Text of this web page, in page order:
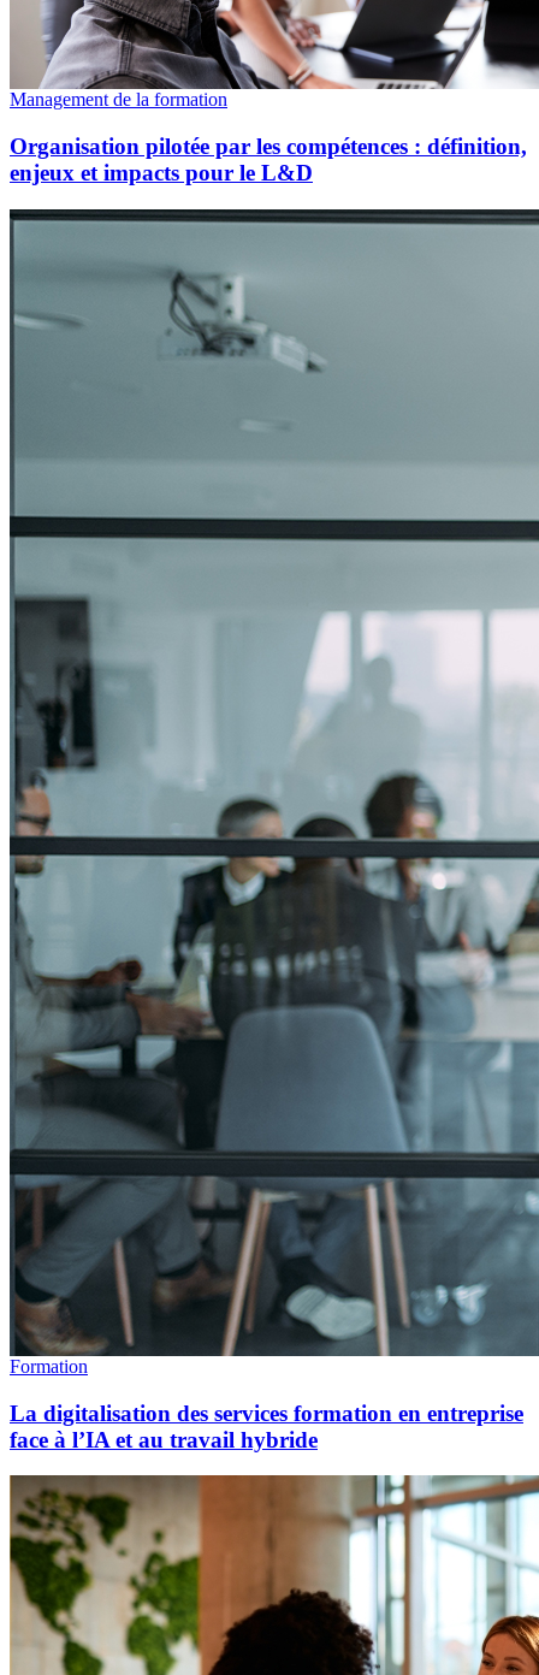
Management de la formation
Organisation pilotée par les compétences : définition,
enjeux et impacts pour le L&D
Formation
La digitalisation des services formation en entreprise
face à l’IA et au travail hybride